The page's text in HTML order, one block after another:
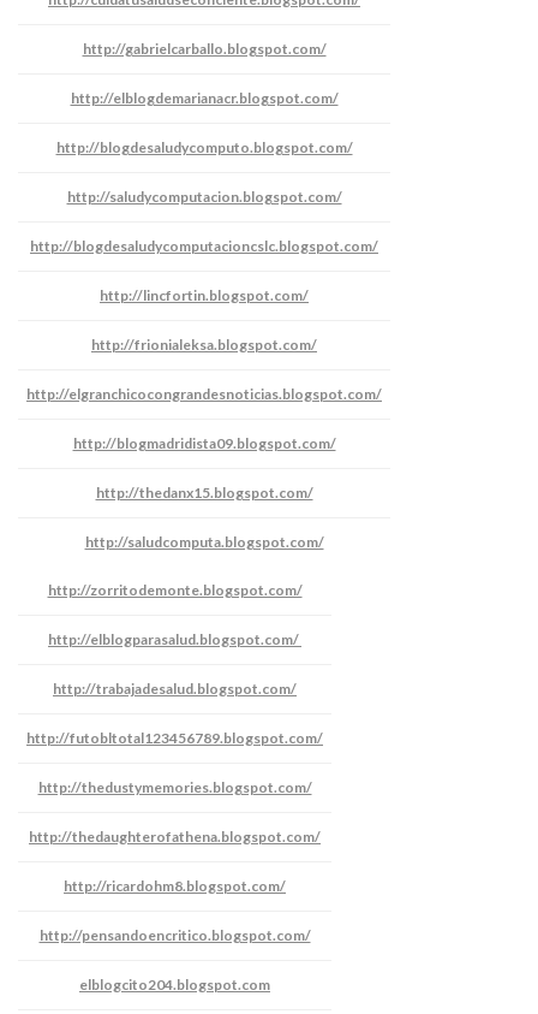
http://gabrielcarballo.blogspot.com/
http://elblogdemarianacr.blogspot.com/
http://blogdesaludycomputo.blogspot.com/
http://saludycomputacion.blogspot.com/
http://blogdesaludycomputacioncslc.blogspot.com/
http://lincfortin.blogspot.com/
http://frionialeksa.blogspot.com/
http://elgranchicocongrandesnoticias.blogspot.com/
http://blogmadridista09.blogspot.com/
http://thedanx15.blogspot.com/
http://saludcomputa.blogspot.com/
http://zorritodemonte.blogspot.com/
http://elblogparasalud.blogspot.com/
http://trabajadesalud.blogspot.com/
http://futobltotal123456789.blogspot.com/
http://thedustymemories.blogspot.com/
http://thedaughterofathena.blogspot.com/
http://ricardohm8.blogspot.com/
http://pensandoencritico.blogspot.com/
elblogcito204.blogspot.com